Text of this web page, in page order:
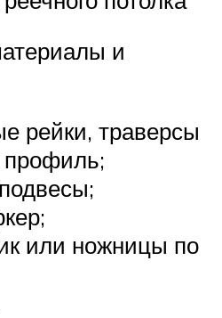
и
рейки, траверсы
профиль;
или ножницы по